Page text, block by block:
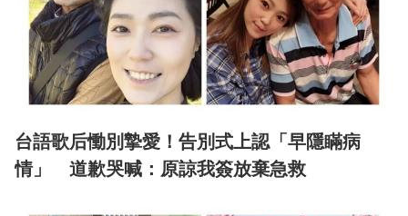
台語歌后慟別摯愛！告別式上認「早隱瞞病
情」 道歉哭喊：原諒我簽放棄急救